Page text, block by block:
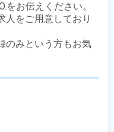
をお伝えください。
をご用意しており
のみという方もお気